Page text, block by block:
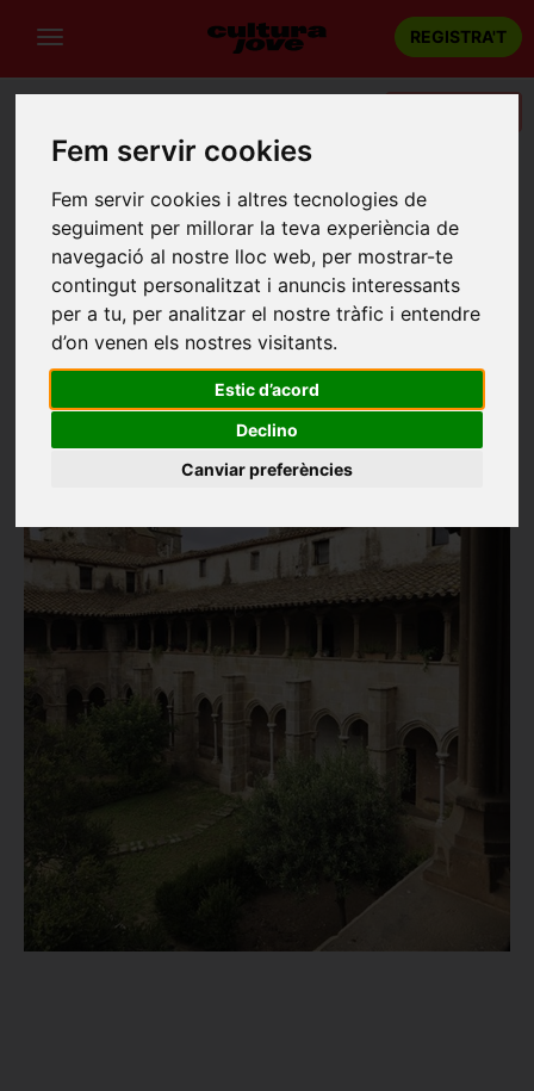
Fem servir cookies
Fem servir cookies i altres tecnologies de
seguiment per millorar la teva experiència de
navegació al nostre lloc web, per mostrar-te
contingut personalitzat i anuncis interessants
per a tu, per analitzar el nostre tràfic i entendre
d’on venen els nostres visitants.
Estic d’acord
Declino
Canviar preferències
REGISTRA'T
Portada Recintes Monestir de Sant Jeroni de la Murtra
MONESTIR DE SANT JERONI DE LA
MURTRA
Badalona
Camino del Monasterio, s/n, Badalona